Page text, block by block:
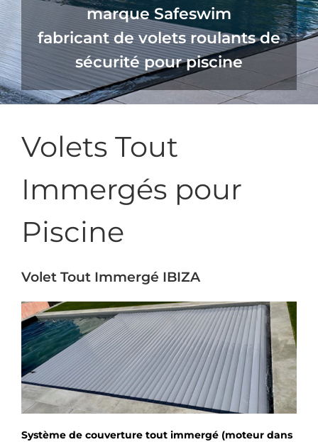
marque Safeswim
fabricant de volets roulants de
sécurité pour piscine
Volets Tout
Immergés pour
Piscine
Volet Tout Immergé IBIZA
Système de couverture tout immergé (moteur dans